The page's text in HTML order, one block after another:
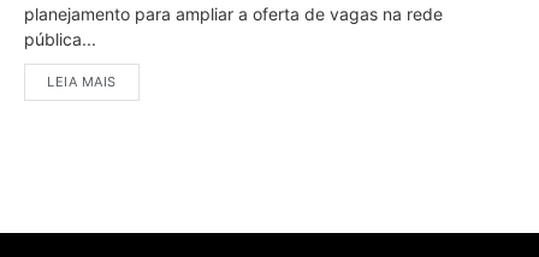
planejamento para ampliar a oferta de vagas na rede
pública...
LEIA MAIS